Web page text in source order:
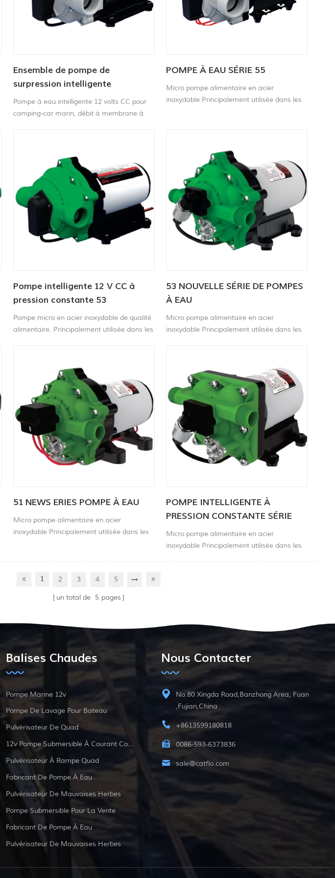
Ensemble de pompe de
surpression intelligente
Pompe à eau intelligente 12 volts CC pour
camping-car marin, débit à membrane à
POMPE À EAU SÉRIE 55
Micro pompe alimentaire en acier
inoxydable Principalement utilisée dans les
Pompe intelligente 12 V CC à
pression constante 53
Pompe micro en acier inoxydable de qualité
alimentaire. Principalement utilisée dans les
les pneus automobiles et d'autres
domaines.
53 NOUVELLE SÉRIE DE POMPES
À EAU
Micro pompe alimentaire en acier
inoxydable Principalement utilisée dans les
pneus automobiles et d'autres domaines.
51 NEWS ERIES POMPE À EAU
Micro pompe alimentaire en acier
inoxydable Principalement utilisée dans les
pneus automobiles et d'autres domaines.
POMPE INTELLIGENTE À
PRESSION CONSTANTE SÉRIE
ZN-42
Micro pompe alimentaire en acier
inoxydable Principalement utilisée dans les
1 2 3 4 5
un total de 5 pages
Balises Chaudes
Pompe Marine 12v
Pompe De Lavage Pour Bateau
Pulvérisateur De Quad
12v Pompe Submersible À Courant Continu
Pulvérisateur À Rampe Quad
Fabricant De Pompe À Eau
Pulvérisateur De Mauvaises Herbes
Pompe Submersible Pour La Vente
Fabricant De Pompe À Eau
Pulvérisateur De Mauvaises Herbes
Nous Contacter
No.80 Xingda Road,Banzhong Area, Fuan
,Fujian,China
+8613599180818
0086-593-6373836
sale@catflo.com